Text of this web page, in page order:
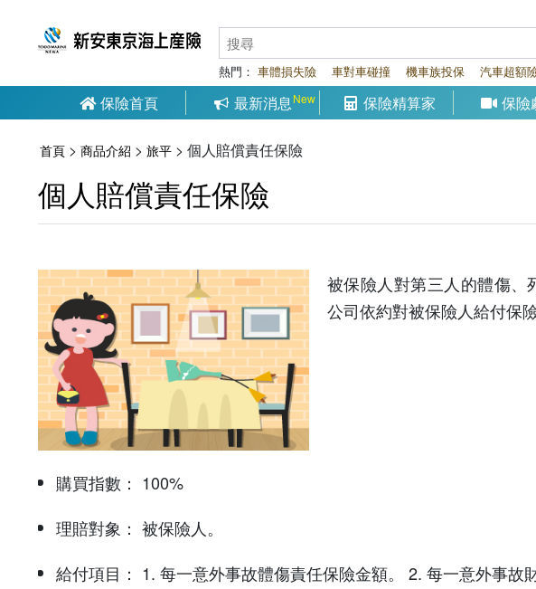
熱門： 車體損失險 車對車碰撞 機車族投保 汽車超額
保險首頁 最新消息 保險精算家 保險
首頁 > 商品介紹 > 旅平 > 個人賠償責任保險
個人賠償責任保險
被保險人對第三人的體傷、
公司依約對被保險人給付保
購買指數： 100%
理賠對象： 被保險人。
給付項目： 1. 每一意外事故體傷責任保險金額。 2. 每一意外事故